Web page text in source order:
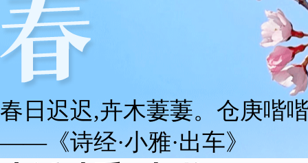
春日迟迟,卉木萋萋。仓庚喈
——《诗经·小雅·出车》